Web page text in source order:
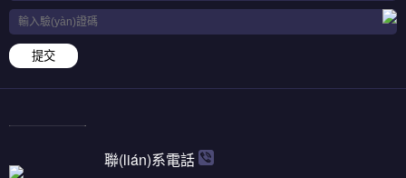
提交
聯(lián)系電話